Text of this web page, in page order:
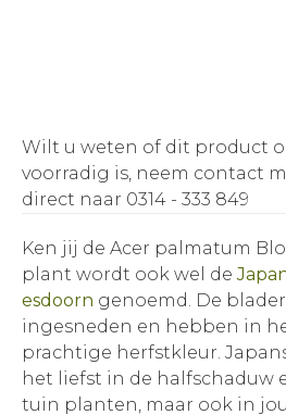
Wilt u weten of dit product
voorradig is, neem contact
direct naar 0314 - 333 849
Ken jij de Acer palmatum
plant wordt ook wel de
esdoorn genoemd. De
ingesneden en hebben in
prachtige herfstkleur.
het liefst in de halfschaduw
tuin planten, maar ook in